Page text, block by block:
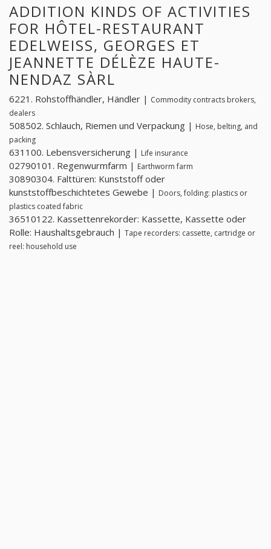
ADDITION KINDS OF ACTIVITIES
FOR HÔTEL-RESTAURANT
EDELWEISS, GEORGES ET
JEANNETTE DÉLÈZE HAUTE-
NENDAZ SÀRL
6221. Rohstoffhändler, Händler | Commodity contracts brokers,
dealers
508502. Schlauch, Riemen und Verpackung | Hose, belting, and
packing
631100. Lebensversicherung | Life insurance
02790101. Regenwurmfarm | Earthworm farm
30890304. Falttüren: Kunststoff oder
kunststoffbeschichtetes Gewebe | Doors, folding: plastics or
plastics coated fabric
36510122. Kassettenrekorder: Kassette, Kassette oder
Rolle: Haushaltsgebrauch | Tape recorders: cassette, cartridge or
reel: household use